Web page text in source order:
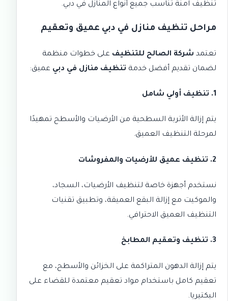
تنظيف آمنة تناسب جميع أنواع المنازل في دبي.
مراحل تنظيف منازل في دبي عميق وتعقيم
تعتمد شركة الصالح للتنظيف على خطوات منظمة
لضمان تقديم أفضل خدمة تنظيف منازل في دبي عميق:
1. تنظيف أولي شامل
يتم إزالة الأتربة السطحية من الأرضيات والأسطح تمهيدًا
لمرحلة التنظيف العميق.
2. تنظيف عميق للأرضيات والمفروشات
نستخدم أجهزة خاصة لتنظيف الأرضيات، السجاد،
والموكيت مع إزالة البقع العميقة، وتطبيق تقنيات
التنظيف العميق الاحترافي.
3. تنظيف وتعقيم المطابخ
يتم إزالة الدهون المتراكمة على الخزائن والأسطح، مع
تعقيم كامل باستخدام مواد تعقيم معتمدة للقضاء على
البكتيريا.